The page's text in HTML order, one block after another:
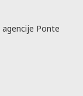
agencije Ponte